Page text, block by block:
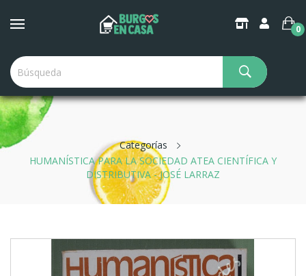
0
Categorías
HUMANÍSTICA PARA LA SOCIEDAD ATEA CIENTÍFICA Y
DISTRIBUTIVA - JOSÉ LARRAZ